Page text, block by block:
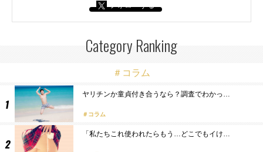
フォローする
Category Ranking
＃コラム
ヤリチンか童貞付き合うなら？調査でわかっ…
コラム
「私たちこれ使われたらもう…どこでもイけ…